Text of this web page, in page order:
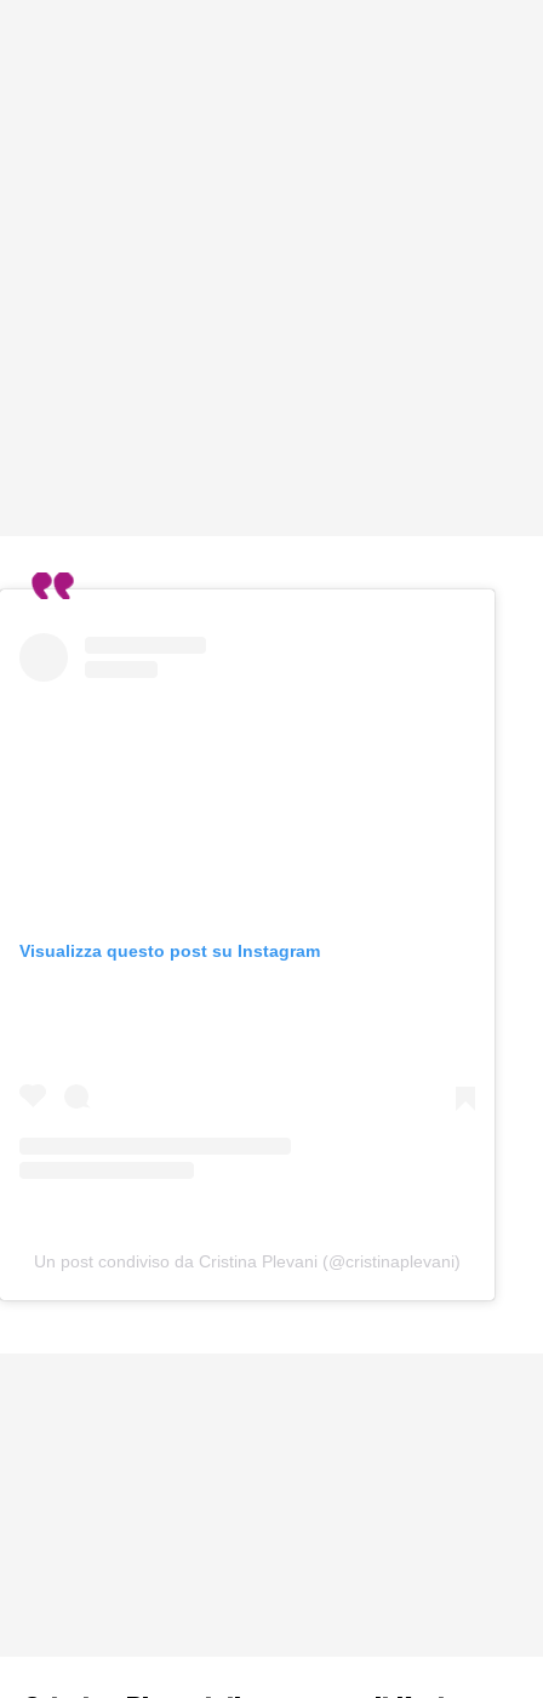
Visualizza questo post su Instagram
Un post condiviso da Cristina Plevani (@cristinaplevani)